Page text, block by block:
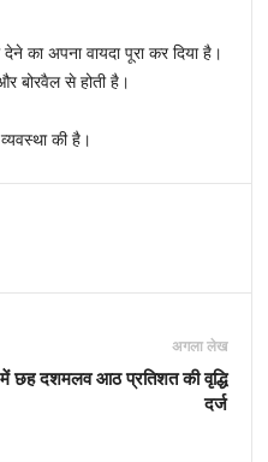
का अपना वायदा पूरा कर दिया है।
बोरवैल से होती है।
की है।
अगला लेख
छह दशमलव आठ प्रतिशत की वृद्धि
दर्ज